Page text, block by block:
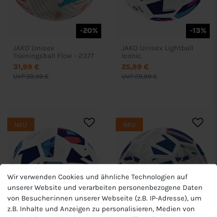
-20%
JAKO Unisex
Trainingsball Flow - 2377
UVP 39,99 €
31,99 €
-13%
JAKO Unisex Lightball
Iconic
UVP 29,99 €
25,99 €
NEU NEU
Wir verwenden Cookies und ähnliche Technologien auf
unserer Website und verarbeiten personenbezogene Daten
von Besucher:innen unserer Webseite (z.B. IP-Adresse), um
z.B. Inhalte und Anzeigen zu personalisieren, Medien von